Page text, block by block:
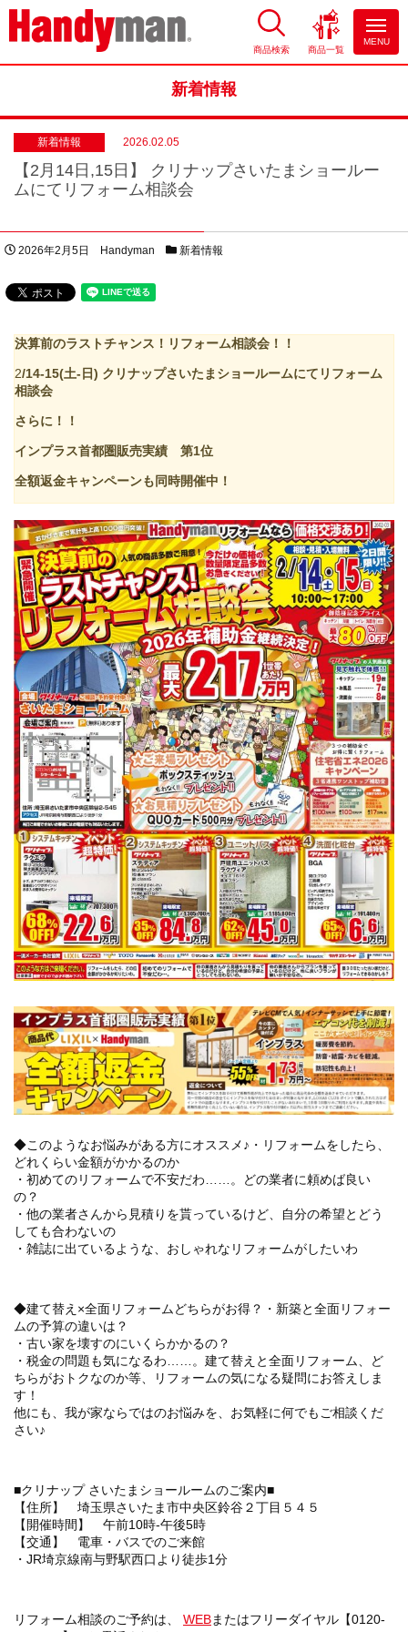
お風呂やキッチンのリフォーム
商品検索 商品一覧
MENU
新着情報
新着情報 2026.02.05
【2月14日,15日】 クリナップさいたまショールー
ムにてリフォーム相談会
投稿日
2026年2月5日 著者
Handyman カテゴリー
新着情報
決算前のラストチャンス！リフォーム相談会！！
2/14-15(土-日) クリナップさいたまショールームにてリフォーム
相談会
さらに！！
インプラス首都圏販売実績 第1位
全額返金キャンペーンも同時開催中！
◆このようなお悩みがある方にオススメ♪・リフォームをしたら、
どれくらい金額がかかるのか
・初めてのリフォームで不安だわ……。どの業者に頼めば良い
の？
・他の業者さんから見積りを貰っているけど、自分の希望とどう
しても合わないの
・雑誌に出ているような、おしゃれなリフォームがしたいわ
◆建て替え×全面リフォームどちらがお得？・新築と全面リフォー
ムの予算の違いは？
・古い家を壊すのにいくらかかるの？
・税金の問題も気になるわ……。建て替えと全面リフォーム、ど
ちらがおトクなのか等、リフォームの気になる疑問にお答えしま
す！
他にも、我が家ならではのお悩みを、お気軽に何でもご相談くだ
さい♪
■クリナップ さいたまショールームのご案内■
【住所】 埼玉県さいたま市中央区鈴谷２丁目５４５
【開催時間】 午前10時-午後5時
【交通】 電車・バスでのご来館
・JR埼京線南与野駅西口より徒歩1分
リフォーム相談のご予約は、 WEBまたはフリーダイヤル【0120-